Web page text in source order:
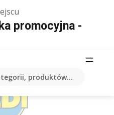
produktów...
promocyjna -